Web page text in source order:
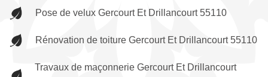
Pose de velux Gercourt Et Drillancourt 55110
Rénovation de toiture Gercourt Et Drillancourt 55110
Travaux de maçonnerie Gercourt Et Drillancourt